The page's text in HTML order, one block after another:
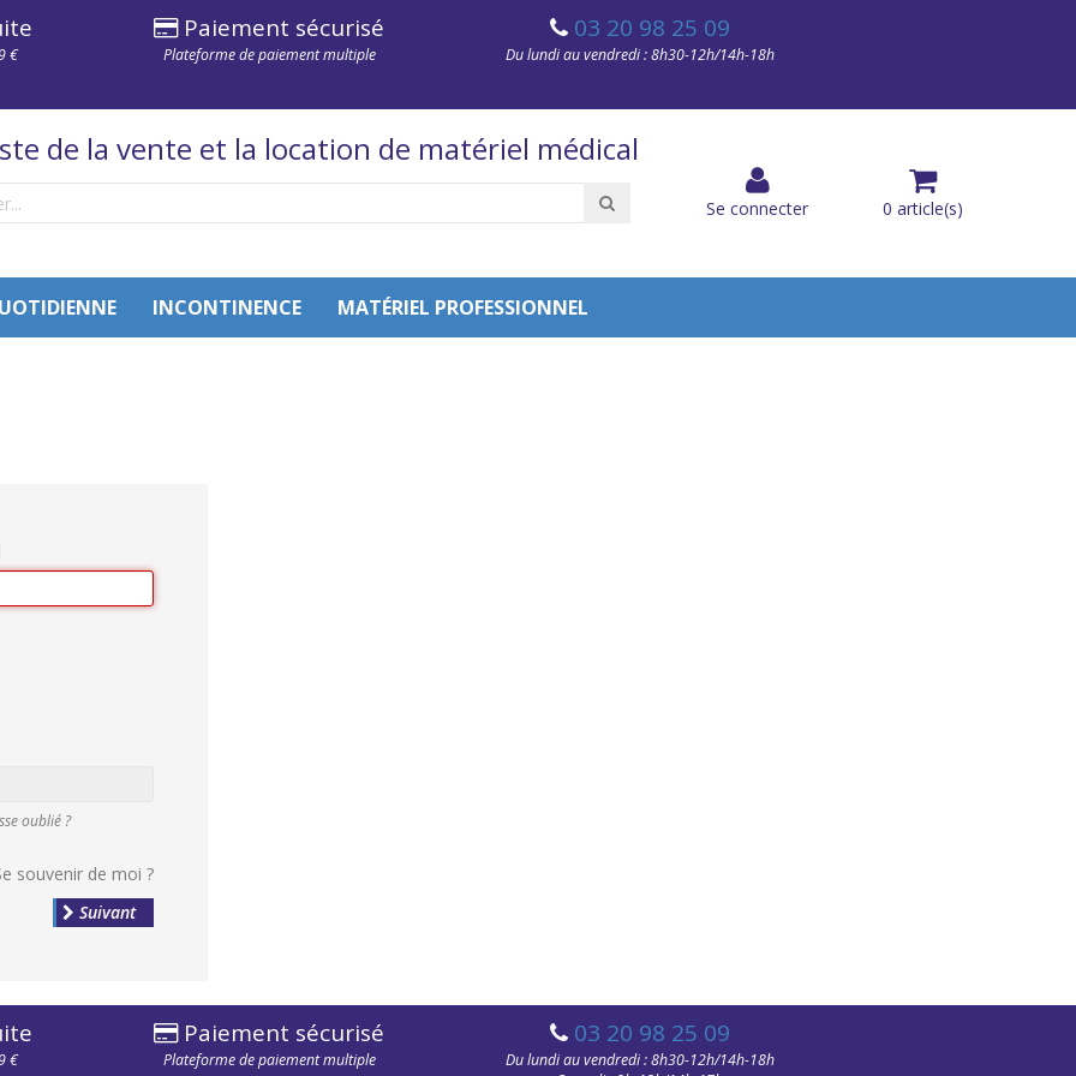
€
Paiement sécurisé
Plateforme de paiement multiple
03 20 98 25 09
Du lundi au vendredi : 8h30-12h/14h-18h
de la vente et la location de matériel médical
Se connecter 0 article(s)
INCONTINENCE MATÉRIEL PROFESSIONNEL
oublié ?
souvenir de moi ?
Suivant
€
Paiement sécurisé
Plateforme de paiement multiple
03 20 98 25 09
Du lundi au vendredi : 8h30-12h/14h-18h